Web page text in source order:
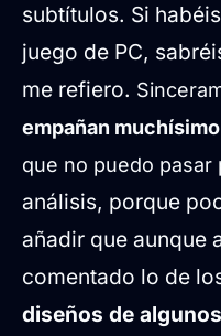
subtítulos. Si
juego de PC,
me refiero.
empañan
que no puedo pasar
análisis, porque
añadir que aunque
comentado lo de
diseños de